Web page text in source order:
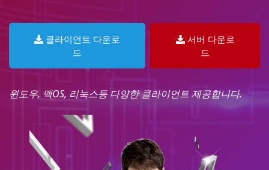
클라이언트 다운로
드
서버 다운로
드
윈도우, 맥OS, 리눅스등 다양한 클라이언트 제공합니다.